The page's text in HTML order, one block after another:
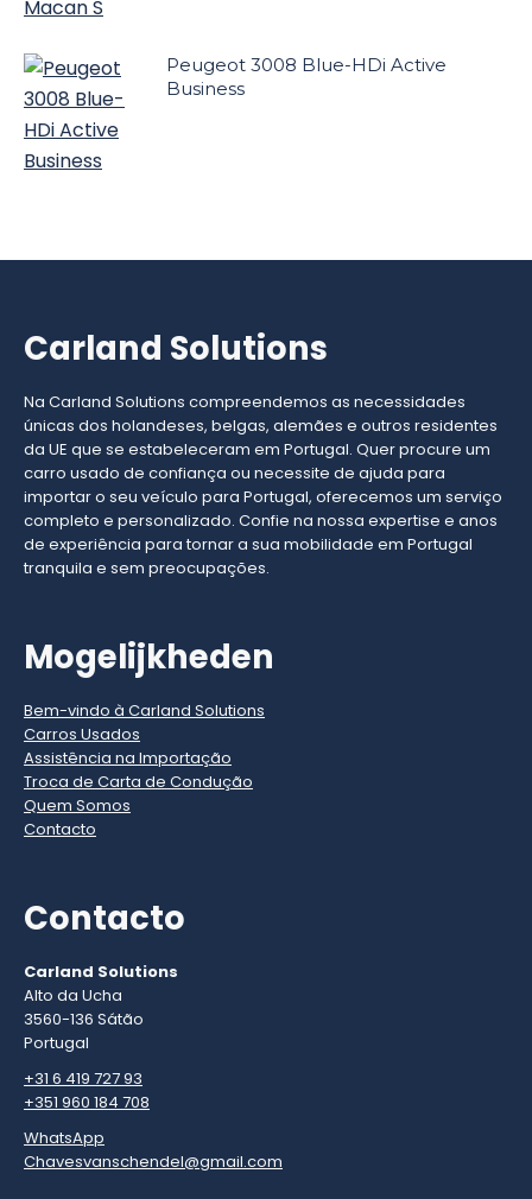
Peugeot 3008 Blue-HDi Active
Business
Carland Solutions
Na Carland Solutions compreendemos as necessidades
únicas dos holandeses, belgas, alemães e outros residentes
da UE que se estabeleceram em Portugal. Quer procure um
carro usado de confiança ou necessite de ajuda para
importar o seu veículo para Portugal, oferecemos um serviço
completo e personalizado. Confie na nossa expertise e anos
de experiência para tornar a sua mobilidade em Portugal
tranquila e sem preocupações.
Mogelijkheden
Bem-vindo à Carland Solutions
Carros Usados
Assistência na Importação
Troca de Carta de Condução
Quem Somos
Contacto
Contacto
Carland Solutions
Alto da Ucha
3560-136 Sátão
Portugal
+31 6 419 727 93
+351 960 184 708
WhatsApp
Chavesvanschendel@gmail.com